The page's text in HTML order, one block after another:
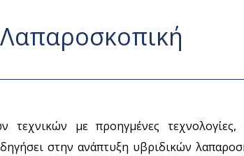
Λαπαροσκοπική
τεχνικών με προηγμένες
στην ανάπτυξη υβριδικών